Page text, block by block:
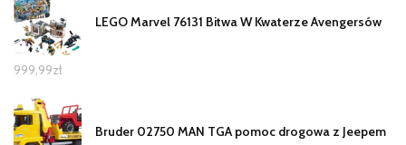
LEGO Marvel 76131 Bitwa W Kwaterze Avengersów
999,99zł
Bruder 02750 MAN TGA pomoc drogowa z Jeepem